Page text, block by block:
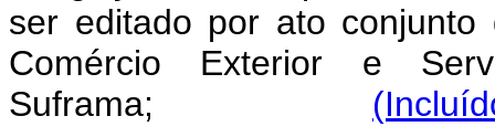
ser editado por ato
Comércio Exterior e
Suframa;